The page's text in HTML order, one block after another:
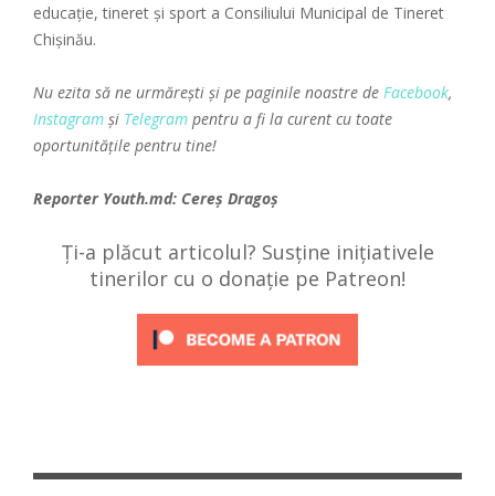
educație, tineret şi sport a Consiliului Municipal de Tineret
Chişinău.
Nu ezita să ne urmăreşti și pe paginile noastre de Facebook,
Instagram și Telegram pentru a fi la curent cu toate
oportunitățile pentru tine!
Reporter Youth.md: Cereș Dragoș
Ți-a plăcut articolul? Susține inițiativele
tinerilor cu o donație pe Patreon!